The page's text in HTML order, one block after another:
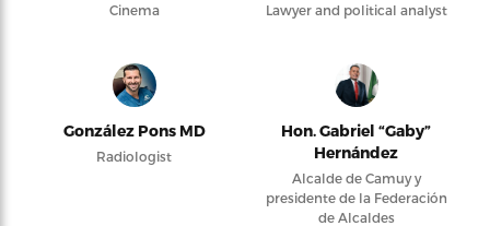
Cinema Lawyer and political analyst
González Pons MD
Radiologist
Hon. Gabriel “Gaby”
Hernández
Alcalde de Camuy y
presidente de la Federación
de Alcaldes